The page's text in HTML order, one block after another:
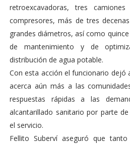
retroexcavadoras, tres camiones
compresores, más de tres
grandes diámetros, así como
de mantenimiento y de
distribución de agua potable.
Con esta acción el funcionario dejó
acerca aún más a las
respuestas rápidas a las
alcantarillado sanitario por parte
el servicio.
Fellito Suberví aseguró que